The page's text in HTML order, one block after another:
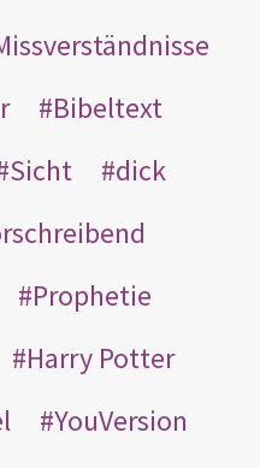
Bibeltext
Sicht
dick
Prophetie
Harry Potter
YouVersion